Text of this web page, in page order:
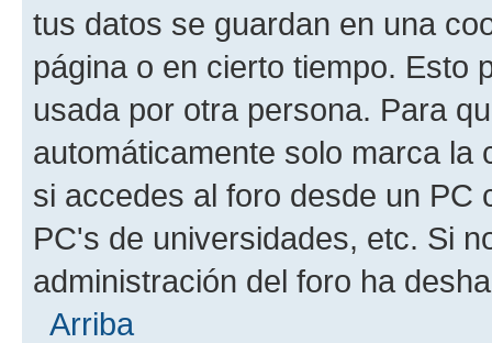
tus datos se guardan en una
página o en cierto tiempo. Esto
usada por otra persona. Para
automáticamente solo marca la
si accedes al foro desde un PC
PC's de universidades, etc. Si
administración del foro ha
Arriba